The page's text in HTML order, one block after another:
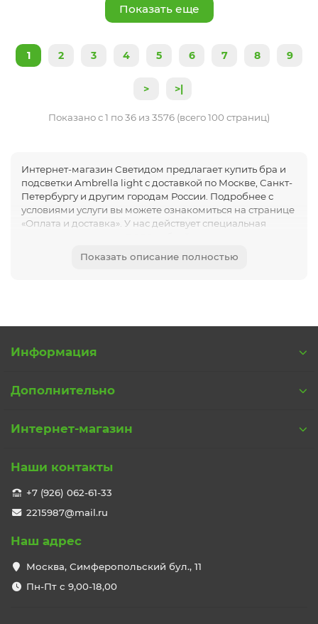
Показать еще
1 2 3 4 5 6 7 8 9
> >|
Показано с 1 по 36 из 3576 (всего 100 страниц)
Интернет-магазин Светидом предлагает купить бра и
подсветки Ambrella light с доставкой по Москве, Санкт-
Петербургу и другим городам России. Подробнее с
условиями услуги вы можете ознакомиться на странице
«Оплата и доставка». У нас действует специальная
Показать описание полностью
Информация
Дополнительно
Интернет-магазин
Наши контакты
+7 (926) 062-61-33
2215987@mail.ru
Наш адрес
Москва, Симферопольский бул., 11
Пн-Пт с 9,00-18,00